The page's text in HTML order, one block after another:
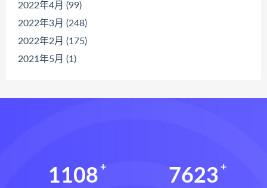
2022年4月 (99)
2022年3月 (248)
2022年2月 (175)
2021年5月 (1)
1108 7623